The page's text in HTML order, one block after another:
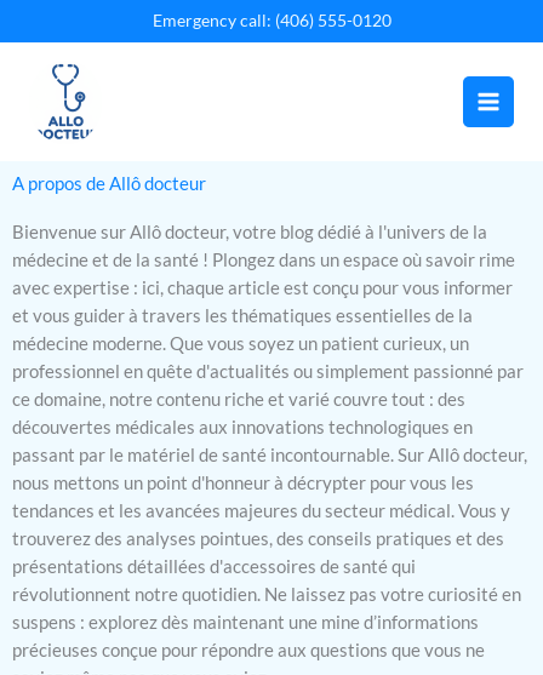
au
contenu
Emergency call: (406) 555-0120
A propos de Allô docteur
Bienvenue sur Allô docteur, votre blog dédié à l'univers de la
médecine et de la santé ! Plongez dans un espace où savoir rime
avec expertise : ici, chaque article est conçu pour vous informer
et vous guider à travers les thématiques essentielles de la
médecine moderne. Que vous soyez un patient curieux, un
professionnel en quête d'actualités ou simplement passionné par
ce domaine, notre contenu riche et varié couvre tout : des
découvertes médicales aux innovations technologiques en
passant par le matériel de santé incontournable. Sur Allô docteur,
nous mettons un point d'honneur à décrypter pour vous les
tendances et les avancées majeures du secteur médical. Vous y
trouverez des analyses pointues, des conseils pratiques et des
présentations détaillées d'accessoires de santé qui
révolutionnent notre quotidien. Ne laissez pas votre curiosité en
suspens : explorez dès maintenant une mine d’informations
précieuses conçue pour répondre aux questions que vous ne